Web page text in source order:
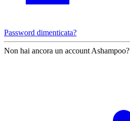
Password dimenticata?
Non hai ancora un account Ashampoo?